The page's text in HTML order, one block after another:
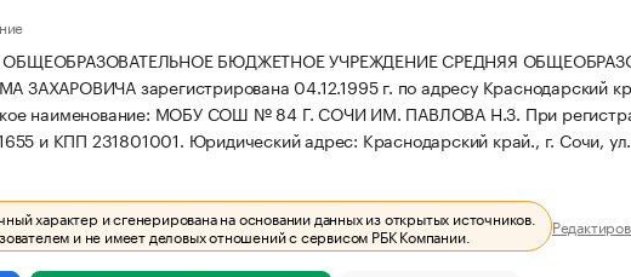
ОБЩЕОБРАЗОВАТЕЛЬНОЕ БЮДЖЕТНОЕ УЧРЕЖДЕНИЕ СРЕДНЯЯ
зарегистрирована 04.12.1995 г. по адресу Краснодарский
наименование: МОБУ СОШ № 84 Г. СОЧИ ИМ. ПАВЛОВА Н.З. При
и КПП 231801001. Юридический адрес: Краснодарский край., г. Сочи,
характер и сгенерирована на основании данных из открытых источников.
и не имеет деловых отношений с сервисом РБК Компании.